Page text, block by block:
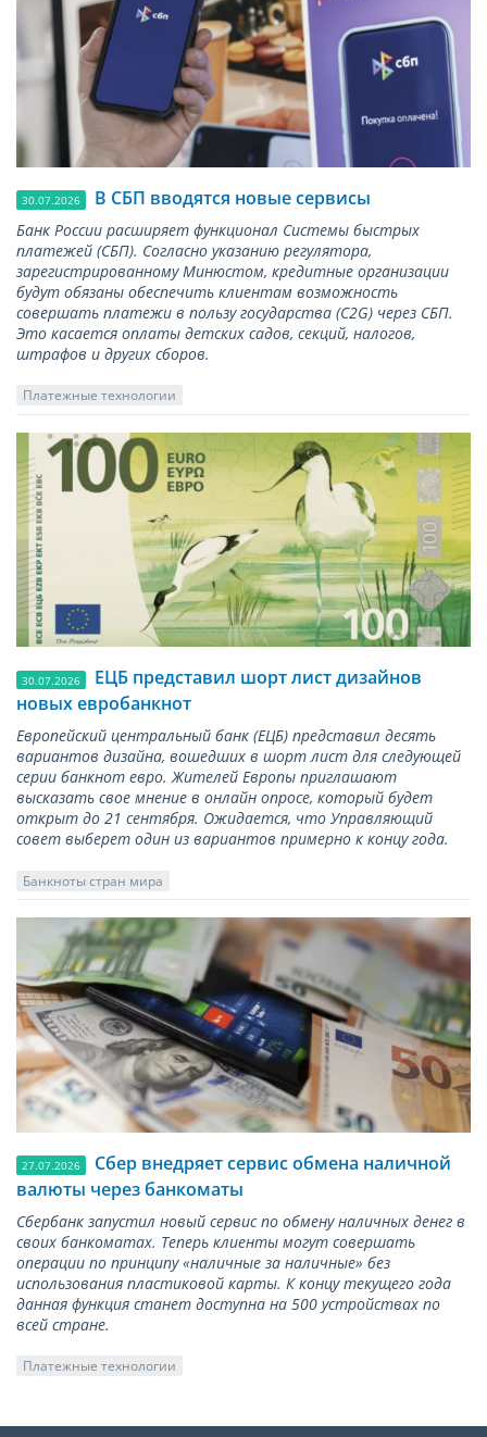
30.07.2026 В СБП вводятся новые сервисы
Банк России расширяет функционал Системы быстрых
платежей (СБП). Согласно указанию регулятора,
зарегистрированному Минюстом, кредитные организации
будут обязаны обеспечить клиентам возможность
совершать платежи в пользу государства (С2G) через СБП.
Это касается оплаты детских садов, секций, налогов,
штрафов и других сборов.
Платежные технологии
30.07.2026
ЕЦБ представил шорт лист дизайнов
новых евробанкнот
Европейский центральный банк (ЕЦБ) представил десять
вариантов дизайна, вошедших в шорт лист для следующей
серии банкнот евро. Жителей Европы приглашают
высказать свое мнение в онлайн опросе, который будет
открыт до 21 сентября. Ожидается, что Управляющий
совет выберет один из вариантов примерно к концу года.
Банкноты стран мира
27.07.2026
Сбер внедряет сервис обмена наличной
валюты через банкоматы
Сбербанк запустил новый сервис по обмену наличных денег в
своих банкоматах. Теперь клиенты могут совершать
операции по принципу «наличные за наличные» без
использования пластиковой карты. К концу текущего года
данная функция станет доступна на 500 устройствах по
всей стране.
Платежные технологии